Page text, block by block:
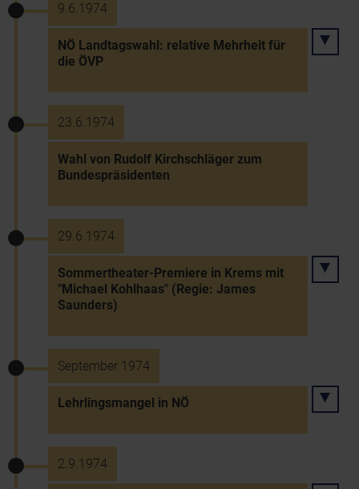
9.6.1974
NÖ Landtagswahl: relative Mehrheit für
die ÖVP
23.6.1974
Wahl von Rudolf Kirchschläger zum
Bundespräsidenten
29.6.1974
Sommertheater-Premiere in Krems mit
"Michael Kohlhaas" (Regie: James
Saunders)
September 1974
Lehrlingsmangel in NÖ
2.9.1974